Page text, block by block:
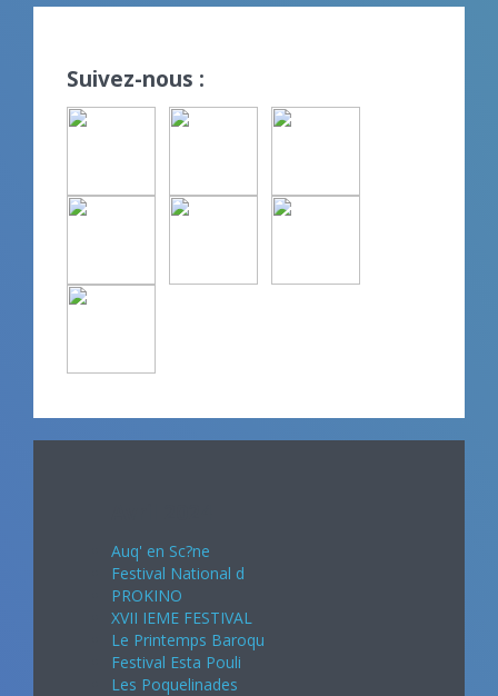
Suivez-nous :
Auq' en Sc?ne
Festival National d
PROKINO
XVII IEME FESTIVAL
Le Printemps Baroqu
Festival Esta Pouli
Les Poquelinades